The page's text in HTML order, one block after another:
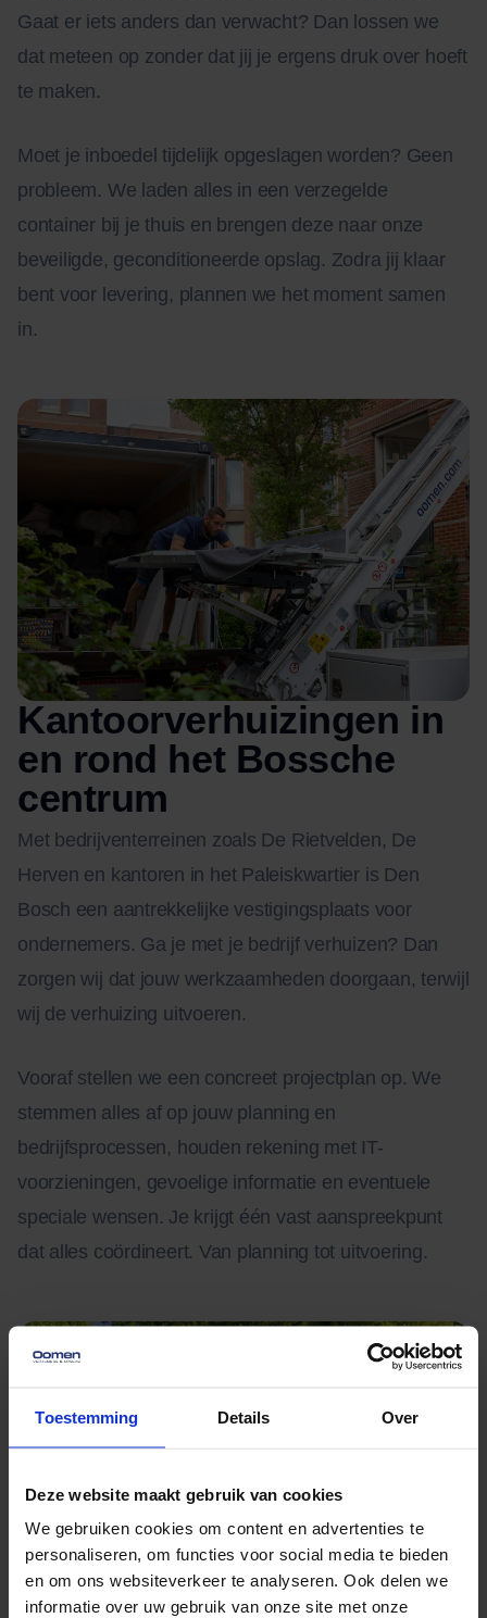
Toestemming Details Over
Deze website maakt gebruik van cookies
We gebruiken cookies om content en advertenties te
personaliseren, om functies voor social media te bieden
en om ons websiteverkeer te analyseren. Ook delen we
informatie over uw gebruik van onze site met onze
Gaat er iets anders dan verwacht? Dan lossen we
dat meteen op zonder dat jij je ergens druk over hoeft
te maken.
Moet je inboedel tijdelijk opgeslagen worden? Geen
probleem. We laden alles in een verzegelde
container bij je thuis en brengen deze naar onze
beveiligde, geconditioneerde opslag. Zodra jij klaar
bent voor levering, plannen we het moment samen
in.
Kantoorverhuizingen in
en rond het Bossche
centrum
Met bedrijventerreinen zoals De Rietvelden, De
Herven en kantoren in het Paleiskwartier is Den
Bosch een aantrekkelijke vestigingsplaats voor
ondernemers. Ga je met je bedrijf verhuizen? Dan
zorgen wij dat jouw werkzaamheden doorgaan, terwijl
wij de verhuizing uitvoeren.
Vooraf stellen we een concreet projectplan op. We
stemmen alles af op jouw planning en
bedrijfsprocessen, houden rekening met IT-
voorzieningen, gevoelige informatie en eventuele
speciale wensen. Je krijgt één vast aanspreekpunt
dat alles coördineert. Van planning tot uitvoering.